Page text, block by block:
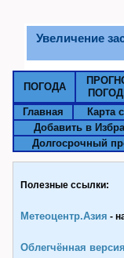
Увеличение
ПОГОДА
Главная Карта
Добавить в
Долгосрочный
Полезные ссылки:
Метеоцентр.Азия -
Облегчённая